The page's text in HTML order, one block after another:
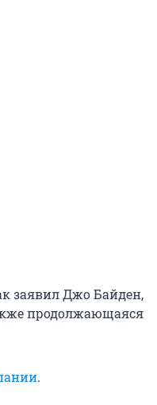
заявил Джо Байден,
продолжающаяся
.